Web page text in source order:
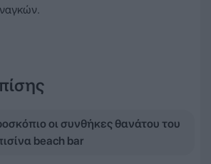
οι συνθήκες θανάτου του
beach bar